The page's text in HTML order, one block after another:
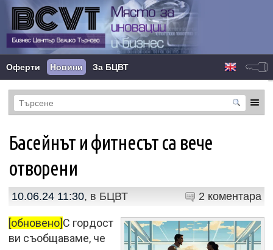
Оферти Новини За БЦВТ
Басейнът и фитнесът са вече
отворени
2 коментара
10.06.24 11:30, в БЦВТ
[обновено]С гордост
ви съобщаваме, че